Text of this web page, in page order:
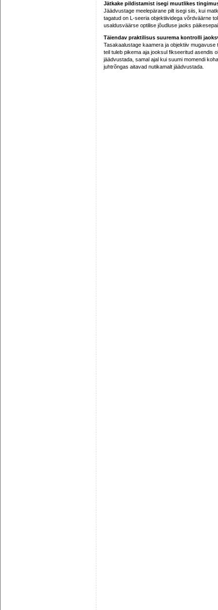
Jätkake pildistamist isegi muutlikes
Jäädvustage meelepärane pilt isegi siis, kui
tagatud on L-seeria objektiividega võrdväärne
usaldusväärse optilise jõudluse jaoks
Täiendav praktilisus suurema kontrolli
Tasakaalustage kaamera ja objektiiv
teil tuleb pikema aja jooksul fikseeritud asendis
jäädvustada, samal ajal kui suumi momendi
juhtrõngas aitavad nutikamalt jäädvustada.